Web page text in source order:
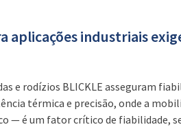
aplicações industriais
e rodízios BLICKLE asseguram
térmica e precisão, onde a
— é um fator crítico de fiabilidade,